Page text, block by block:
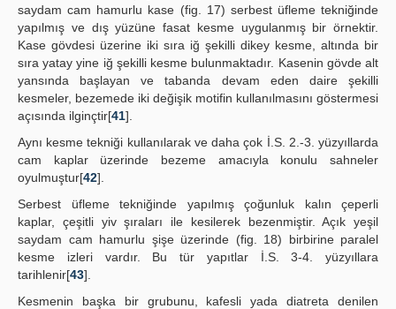
saydam cam hamurlu kase (fig. 17) serbest üfleme tekniğinde
yapılmış ve dış yüzüne fasat kesme uygulanmış bir örnektir.
Kase gövdesi üzerine iki sıra iğ şekilli dikey kesme, altında bir
sıra yatay yine iğ şekilli kesme bulunmaktadır. Kasenin gövde alt
yansında başlayan ve tabanda devam eden daire şekilli
kesmeler, bezemede iki değişik motifin kullanılmasını göstermesi
açısında ilginçtir[41].
Aynı kesme tekniği kullanılarak ve daha çok İ.S. 2.-3. yüzyıllarda
cam kaplar üzerinde bezeme amacıyla konulu sahneler
oyulmuştur[42].
Serbest üfleme tekniğinde yapılmış çoğunluk kalın çeperli
kaplar, çeşitli yiv şıraları ile kesilerek bezenmiştir. Açık yeşil
saydam cam hamurlu şişe üzerinde (fig. 18) birbirine paralel
kesme izleri vardır. Bu tür yapıtlar İ.S. 3-4. yüzyıllara
tarihlenir[43].
Kesmenin başka bir grubunu, kafesli yada diatreta denilen